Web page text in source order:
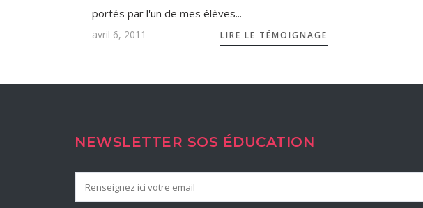
portés par l'un de mes élèves...
avril 6, 2011 LIRE LE TÉMOIGNAGE
NEWSLETTER SOS ÉDUCATION